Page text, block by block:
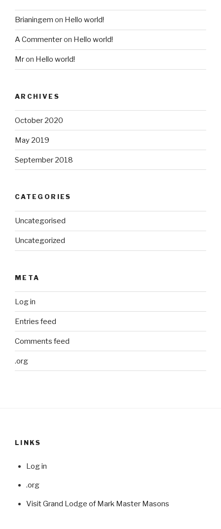
Brianingem on Hello world!
A Commenteron Hello world!
Mron Hello world!
ARCHIVES
October 2020
May 2019
September 2018
CATEGORIES
Uncategorised
Uncategorized
META
Log in
Entries feed
Comments feed
.org
LINKS
Log in
.org
Visit Grand Lodge of Mark Master Masons